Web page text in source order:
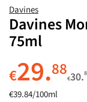
Davines
Davines
75ml
€29.88€30.
€39.84/100ml